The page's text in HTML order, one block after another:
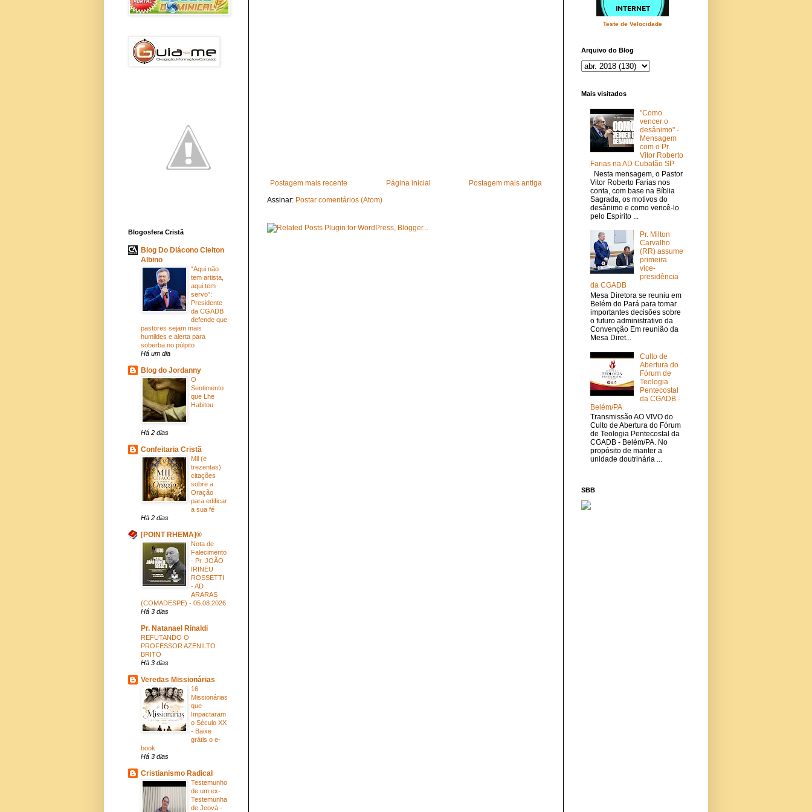
Postagem mais recente Postagem mais antiga
Página inicial
Assinar: Postar comentários (Atom)
Blogosfera Cristã
Blog Do Diácono Cleiton
Albino
“Aqui não
tem artista,
aqui tem
servo”:
Presidente
da CGADB
defende que
pastores sejam mais
humildes e alerta para
soberba no púlpito
Há um dia
Blog do Jordanny
O
Sentimento
que Lhe
Habitou
Há 2 dias
Confeitaria Cristã
Mil (e
trezentas)
citações
sobre a
Oração
para edificar
a sua fé
Há 2 dias
[POINT RHEMA]®
Nota de
Falecimento
- Pr. JOÃO
IRINEU
ROSSETTI
- AD
ARARAS
(COMADESPE) - 05.08.2026
Há 3 dias
Pr. Natanael Rinaldi
REFUTANDO O
PROFESSOR AZENILTO
BRITO
Há 3 dias
Veredas Missionárias
16
Missionárias
que
Impactaram
o Século XX
- Baixe
grátis o e-
book
Há 3 dias
Cristianismo Radical
Testemunho
de um ex-
Testemunha
de Jeová -
Teste de Velocidade
Arquivo do Blog
Mais visitados
"Como
vencer o
desânimo" -
Mensagem
com o Pr.
Vitor Roberto
Farias na AD Cubatão SP
Nesta mensagem, o Pastor
Vitor Roberto Farias nos
conta, com base na Bíblia
Sagrada, os motivos do
desânimo e como vencê-lo
pelo Espírito ...
Pr. Milton
Carvalho
(RR) assume
primeira
vice-
presidência
da CGADB
Mesa Diretora se reuniu em
Belém do Pará para tomar
importantes decisões sobre
o futuro administrativo da
Convenção Em reunião da
Mesa Diret...
Culto de
Abertura do
Fórum de
Teologia
Pentecostal
da CGADB -
Belém/PA
Transmissão AO VIVO do
Culto de Abertura do Fórum
de Teologia Pentecostal da
CGADB - Belém/PA. No
propósito de manter a
unidade doutrinária ...
SBB